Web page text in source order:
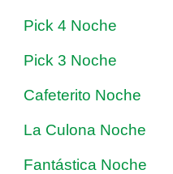
Pick 4 Noche
Pick 3 Noche
Cafeterito Noche
La Culona Noche
Fantástica Noche